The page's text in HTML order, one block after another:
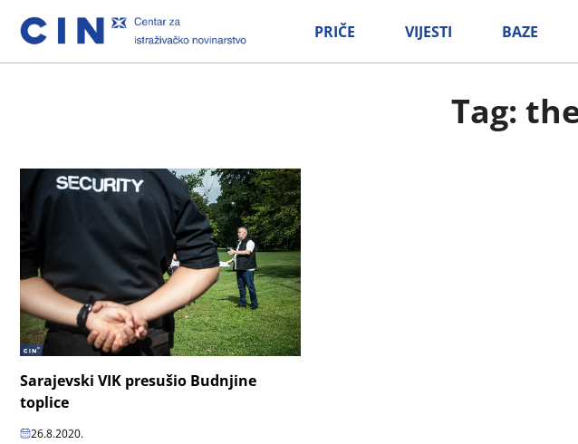
PRIČE VIJESTI BAZE
Tag:
Sarajevski VIK presušio Budnjine
toplice
26.8.2020.